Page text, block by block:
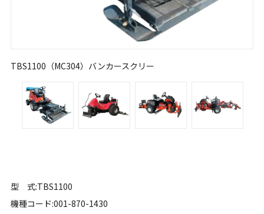
TBS1100（MC304）バンカースクリー
型 式:TBS1100
機種コード:001-870-1430